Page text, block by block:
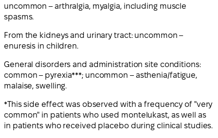
uncommon – arthralgia, myalgia, including muscle
spasms.
From the kidneys and urinary tract: uncommon –
enuresis in children.
General disorders and administration site conditions:
common – pyrexia***; uncommon – asthenia/fatigue,
malaise, swelling.
*This side effect was observed with a frequency of "very
common" in patients who used montelukast, as well as
in patients who received placebo during clinical studies.